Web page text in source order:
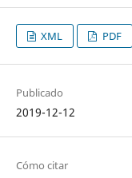
XML PDF
Publicado
2019-12-12
Cómo citar